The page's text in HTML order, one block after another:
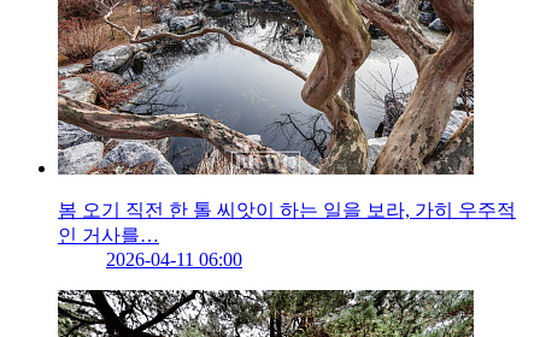
봄 오기 직전 한 톨 씨앗이 하는 일을 보라, 가히 우주적
인 거사를…
2026-04-11 06:00